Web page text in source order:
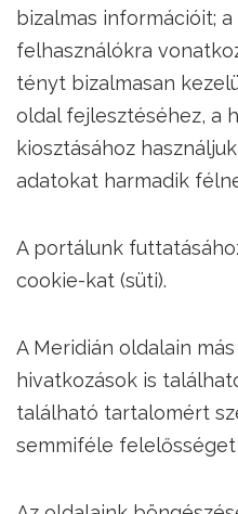
bizalmas információit;
felhasználókra
tényt bizalmasan
oldal fejlesztéséhez, a
kiosztásához
adatokat harmadik
A portálunk
cookie-kat (süti).
A Meridián oldalain
hivatkozások is
található tartalomért
semmiféle